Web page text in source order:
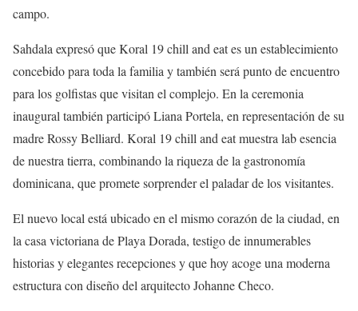
campo.
Sahdala expresó que Koral 19 chill and eat es un establecimiento
concebido para toda la familia y también será punto de encuentro
para los golfistas que visitan el complejo. En la ceremonia
inaugural también participó Liana Portela, en representación de su
madre Rossy Belliard. Koral 19 chill and eat muestra lab esencia
de nuestra tierra, combinando la riqueza de la gastronomía
dominicana, que promete sorprender el paladar de los visitantes.
El nuevo local está ubicado en el mismo corazón de la ciudad, en
la casa victoriana de Playa Dorada, testigo de innumerables
historias y elegantes recepciones y que hoy acoge una moderna
estructura con diseño del arquitecto Johanne Checo.